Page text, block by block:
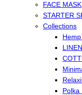
FACE MASK
STARTER
Collections
Polka